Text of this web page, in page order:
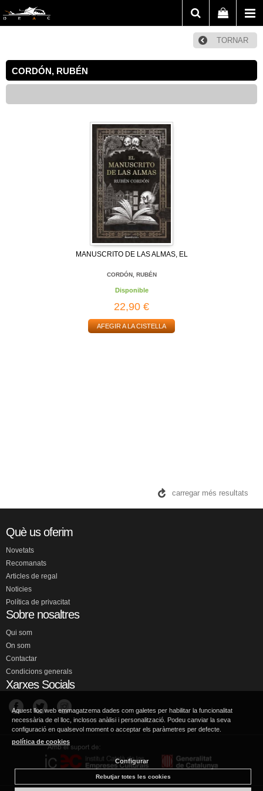
TORNAR
CORDÓN, RUBÉN
MANUSCRITO DE LAS ALMAS, EL
CORDÓN, RUBÉN
Disponible
22,90 €
AFEGIR A LA CISTELLA
carregar més resultats
Què us oferim
Novetats
Recomanats
Articles de regal
Noticies
Política de privacitat
Sobre nosaltres
Qui som
On som
Contactar
Condicions generals
Xarxes Socials
Aquest lloc web emmagatzema dades com galetes per habilitar la funcionalitat
necessària de el lloc, inclosos anàlisi i personalització. Podeu canviar la seva
configuració en qualsevol moment o acceptar els paràmetres per defecte.
política de cookies
Configurar
Rebutjar totes les cookies